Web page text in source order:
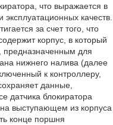
что выражается в
качеств.
за счет того, что
корпус, в который
предназначенным для
нижнего налива (далее
к контроллеру,
данные,
датчика блокиратора
выступающем из корпуса
конце поршня